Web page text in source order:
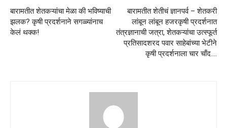
बारामतीत शेतकऱ्यांचा मेळा की भविष्याची
झलक? कृषी प्रदर्शनाने सगळ्यांनाच
केलं थक्क!
बारामतीत शेतीचं ज्ञानपर्व – शेतकरी
लांबून लांबून हजरकृषी प्रदर्शनात
तंत्रज्ञानाची जत्रा, शेतकऱ्यांचा उत्स्फूर्त
प्रतिसादशरद पवार साहेबांच्या भेटीने
कृषी प्रदर्शनाला चार चाँद….